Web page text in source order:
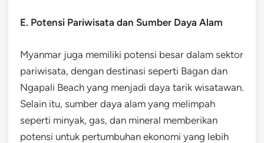
E. Potensi Pariwisata dan Sumber Daya Alam
Myanmar juga memiliki potensi besar dalam sektor
pariwisata, dengan destinasi seperti Bagan dan
Ngapali Beach yang menjadi daya tarik wisatawan.
Selain itu, sumber daya alam yang melimpah
seperti minyak, gas, dan mineral memberikan
potensi untuk pertumbuhan ekonomi yang lebih